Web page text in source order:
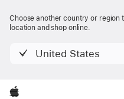
Choose another country or region
location and shop online.
United States
Apple